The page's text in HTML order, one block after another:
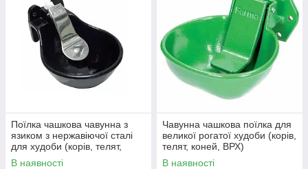
Поїлка чашкова чавунна з
язиком з нержавіючої сталі
для худоби (корів, телят,
коней, ВРХ)
В наявності
Чавунна чашкова поїлка для
великої рогатої худоби (корів,
телят, коней, ВРХ)
В наявності